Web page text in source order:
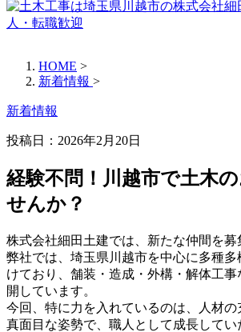
HOME >
新着情報 >
新着情報
投稿日：2026年2月20日
経験不問！川越市で土木
せんか？
株式会社細田土建では、新たな仲間を募
弊社では、埼玉県川越市を中心に多種
けており、舗装・造成・外構・解体工
開しています。
今回、特に力を入れているのは、人材の
真面目な姿勢で、職人として成長して